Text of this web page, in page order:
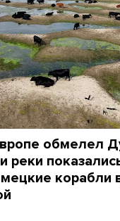
обмелел
реки
корабли